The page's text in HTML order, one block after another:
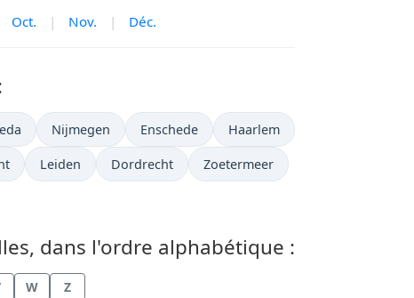
Oct. | Nov. | Déc.
Nijmegen Enschede Haarlem
Leiden Dordrecht Zoetermeer
dans l'ordre alphabétique :
W Z